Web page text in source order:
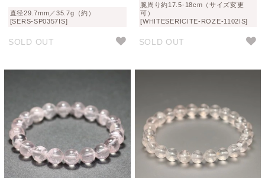
直径29.7mm／35.7g（約）
[SERS-SP0357IS]
SOLD OUT
腕周り約17.5-18cm（サイズ変更
可）
[WHITESERICITE-ROZE-1102IS]
SOLD OUT